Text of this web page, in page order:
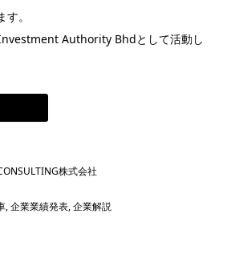
。
Authority Bhdとして活動し
株式会社
,企業業績発表,企業解説